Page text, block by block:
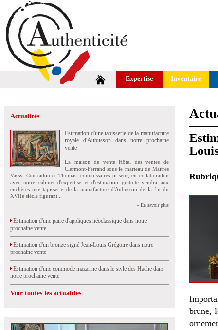
Expertise Inventaire
Actualités
Estimation d'une tapisserie de la manufacture
royale d'Aubusson dans notre prochaine
vente
La maison de vente Hôtel des ventes de
Clermont-Ferrand sous le marteau de Maîtres
Vassy, Courtadon et Thomas, commissaires priseur, en collaboration
avec notre cabinet d'expertise et d'estimation gratuite vendra aux
enchères une tapisserie de la manufacture d'Aubusson de la fin du
XVIIe siècle figurant...
» En savoir plus
Estimation d'une paire d'appliques néoclassique dans notre
prochaine vente
Estimation d'un bronze signé Jean-Louis Grégoire dans notre
prochaine vente
Estimation d'une commode mazarine dans le style des Hache dans
notre prochaine vente
Voir toutes les actualités
brune,